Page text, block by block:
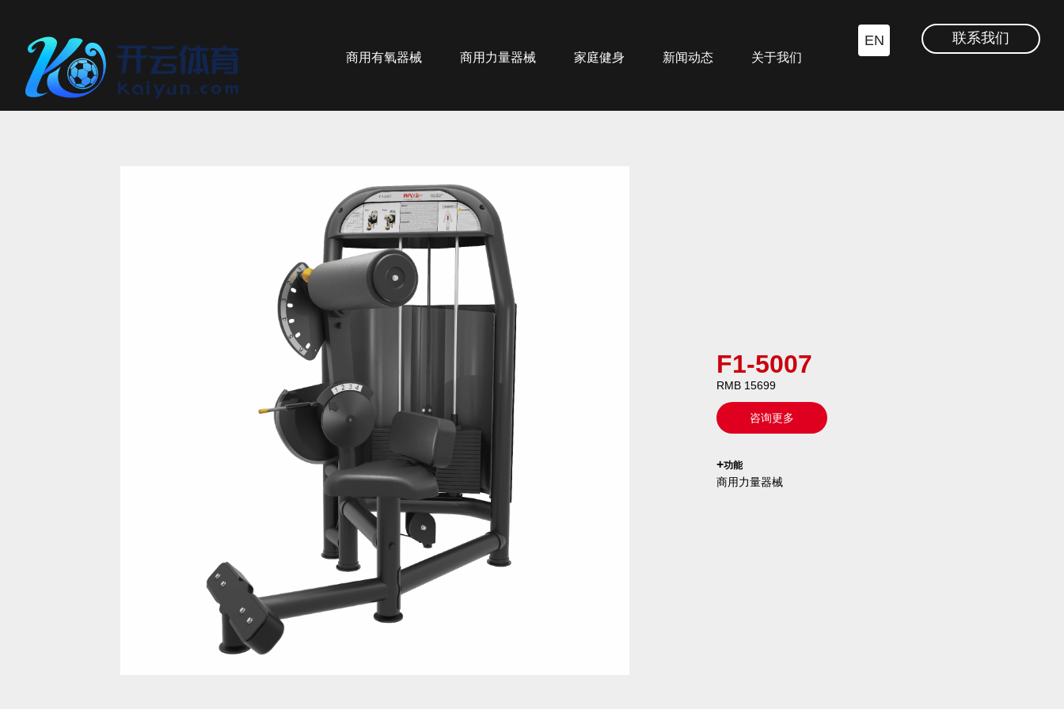
商用有氧器械 商用力量器械 家庭健身 新闻动态 关于我们
EN 联系我们
F1-5007
RMB 15699
咨询更多
`
+功能
商用力量器械